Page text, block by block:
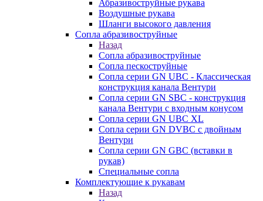
Абразивоструйные рукава
Воздушные рукава
Шланги высокого давления
Сопла абразивоструйные
Назад
Сопла абразивоструйные
Сопла пескоструйные
Сопла серии GN UBC - Классическая
конструкция канала Вентури
Сопла серии GN SBC - конструкция
канала Вентури c входным конусом
Сопла серии GN UBC XL
Сопла серии GN DVBC с двойным
Вентури
Сопла серии GN GBC (вставки в
рукав)
Специальные сопла
Комплектующие к рукавам
Назад